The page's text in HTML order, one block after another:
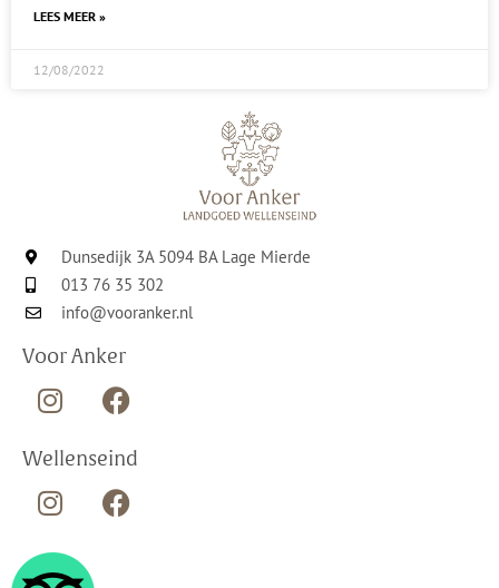
LEES MEER »
12/08/2022
Dunsedijk 3A 5094 BA Lage Mierde
013 76 35 302
info@vooranker.nl
Voor Anker
Wellenseind